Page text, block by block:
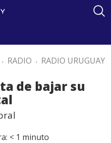
. RADIO . RADIO URUGUAY
de bajar su
< 1 minuto